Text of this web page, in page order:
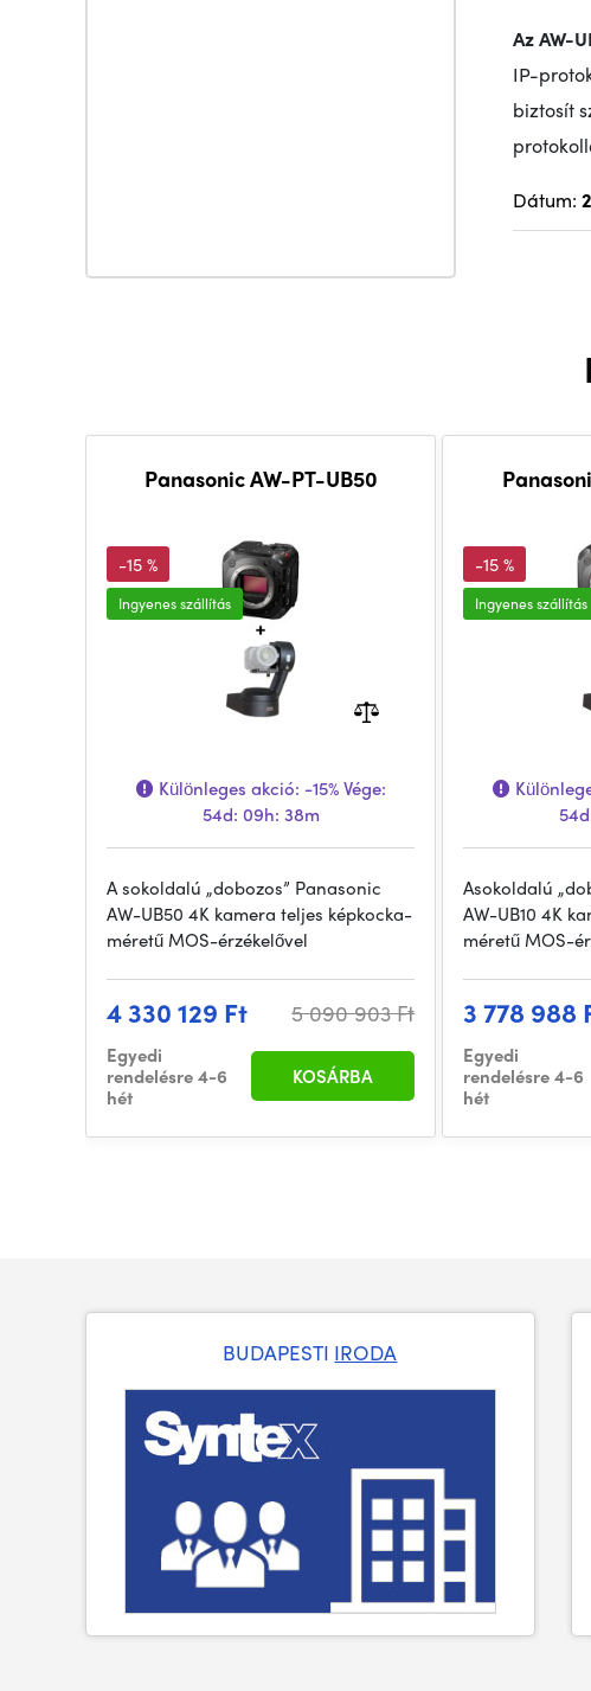
Az AW-
IP-
biztosít
Dátum:
Panasonic AW-PT-UB50
-15 %
Ingyenes szállítás
Különleges akció: -15%Vége:
54d: 09h: 38m
A sokoldalú „dobozos” Panasonic
AW-UB50 4K kamera teljes képkocka-
méretű MOS-érzékelővel
4 330 129 Ft 5 090 903 Ft
Egyedi
rendelésre 4-6
hét
KOSÁRBA
-15 %
Ingyenes szállítás
Asokoldalú
AW-UB10 4K
méretű MOS-
3 778 988
Egyedi
rendelésre 4-6
hét
BUDAPESTI IRODA